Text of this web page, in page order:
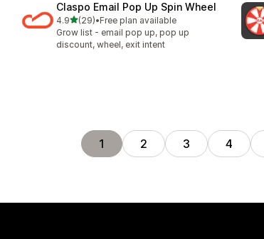
Claspo Email Pop Up Spin Wheel
4.95つ星中
(29)
合計レビュー数：29件
•Free plan available
Grow list - email pop up, pop up
discount, wheel, exit intent
1 2 3 4